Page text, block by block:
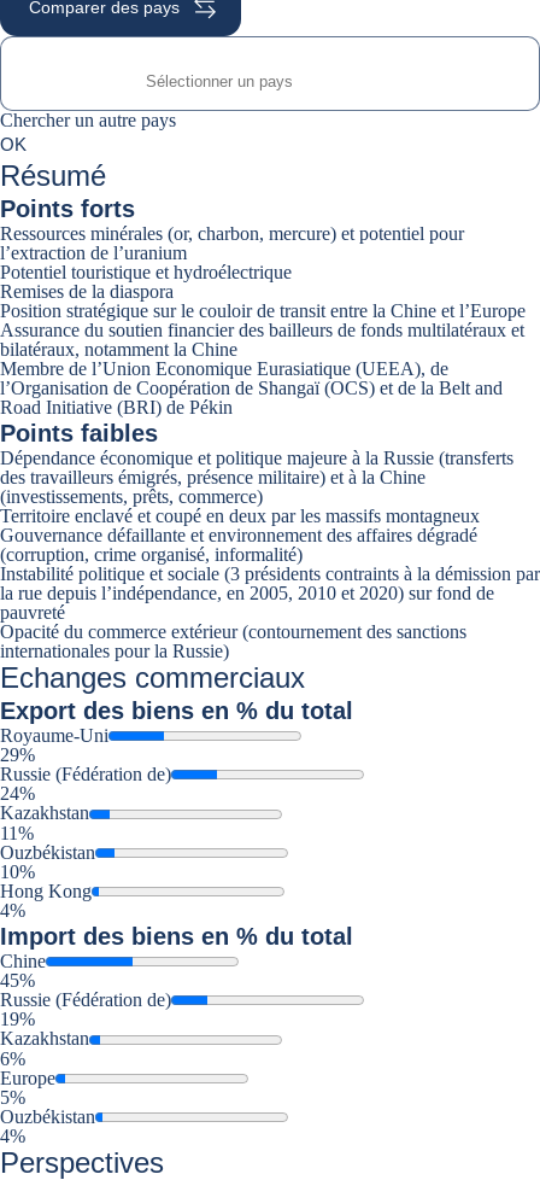
Comparer des pays
Chercher un autre pays
0suggestions
Chercher un autre pays
OK
Résumé
Points forts
Ressources minérales (or, charbon, mercure) et potentiel pour
l’extraction de l’uranium
Potentiel touristique et hydroélectrique
Remises de la diaspora
Position stratégique sur le couloir de transit entre la Chine et l’Europe
Assurance du soutien financier des bailleurs de fonds multilatéraux et
bilatéraux, notamment la Chine
Membre de l’Union Economique Eurasiatique (UEEA), de
l’Organisation de Coopération de Shangaï (OCS) et de la Belt and
Road Initiative (BRI) de Pékin
Points faibles
Dépendance économique et politique majeure à la Russie (transferts
des travailleurs émigrés, présence militaire) et à la Chine
(investissements, prêts, commerce)
Territoire enclavé et coupé en deux par les massifs montagneux
Gouvernance défaillante et environnement des affaires dégradé
(corruption, crime organisé, informalité)
Instabilité politique et sociale (3 présidents contraints à la démission par
la rue depuis l’indépendance, en 2005, 2010 et 2020) sur fond de
pauvreté
Opacité du commerce extérieur (contournement des sanctions
internationales pour la Russie)
Echanges commerciaux
Export des biens en % du total
Royaume-Uni
29%
Russie (Fédération de)
24%
Kazakhstan
11%
Ouzbékistan
10%
Hong Kong
4%
Import des biens en % du total
Chine
45%
Russie (Fédération de)
19%
Kazakhstan
6%
Europe
5%
Ouzbékistan
4%
Perspectives